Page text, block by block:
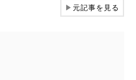
▶元記事を見る